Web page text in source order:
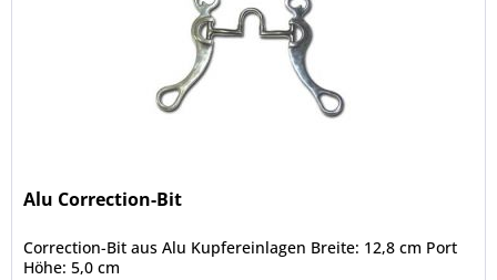
Alu Correction-Bit
Correction-Bit aus Alu Kupfereinlagen Breite: 12,8 cm Port
Höhe: 5,0 cm